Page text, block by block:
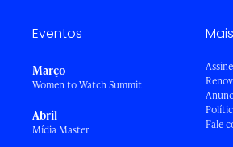
Eventos
Março
Women to Watch Summit
Abril
Mídia Master
Mais
Assine
Fale